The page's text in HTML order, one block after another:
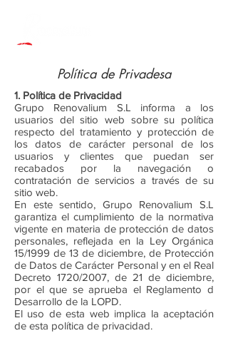
Política de Privadesa
1. Política de Privacidad
Grupo Renovalium S.L informa a los
usuarios del sitio web sobre su política
respecto del tratamiento y protección de
los datos de carácter personal de los
usuarios y clientes que puedan ser
recabados por la navegación o
contratación de servicios a través de su
sitio web.
En este sentido, Grupo Renovalium S.L
garantiza el cumplimiento de la normativa
vigente en materia de protección de datos
personales, reflejada en la Ley Orgánica
15/1999 de 13 de diciembre, de Protección
de Datos de Carácter Personal y en el Real
Decreto 1720/2007, de 21 de diciembre,
por el que se aprueba el Reglamento d
Desarrollo de la LOPD.
El uso de esta web implica la aceptación
de esta política de privacidad.